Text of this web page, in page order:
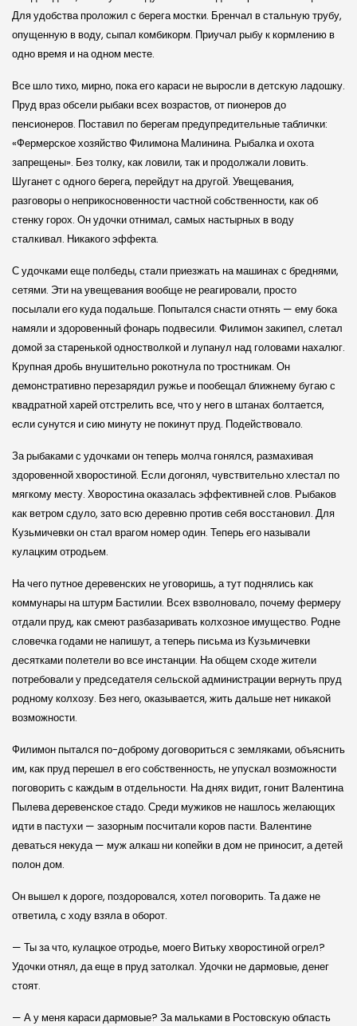
Для удобства проложил с берега мостки. Бренчал в стальную трубу,
опущенную в воду, сыпал комбикорм. Приучал рыбу к кормлению в
одно время и на одном месте.
Все шло тихо, мирно, пока его караси не выросли в детскую ладошку.
Пруд враз обсели рыбаки всех возрастов, от пионеров до
пенсионеров. Поставил по берегам предупредительные таблички:
«Фермерское хозяйство Филимона Малинина. Рыбалка и охота
запрещены». Без толку, как ловили, так и продолжали ловить.
Шуганет с одного берега, перейдут на другой. Увещевания,
разговоры о неприкосновенности частной собственности, как об
стенку горох. Он удочки отнимал, самых настырных в воду
сталкивал. Никакого эффекта.
С удочками еще полбеды, стали приезжать на машинах с бреднями,
сетями. Эти на увещевания вообще не реагировали, просто
посылали его куда подальше. Попытался снасти отнять — ему бока
намяли и здоровенный фонарь подвесили. Филимон закипел, слетал
домой за старенькой одностволкой и лупанул над головами нахалюг.
Крупная дробь внушительно рокотнула по тростникам. Он
демонстративно перезарядил ружье и пообещал ближнему бугаю с
квадратной харей отстрелить все, что у него в штанах болтается,
если сунутся и сию минуту не покинут пруд. Подействовало.
За рыбаками с удочками он теперь молча гонялся, размахивая
здоровенной хворостиной. Если догонял, чувствительно хлестал по
мягкому месту. Хворостина оказалась эффективней слов. Рыбаков
как ветром сдуло, зато всю деревню против себя восстановил. Для
Кузьмичевки он стал врагом номер один. Теперь его называли
кулацким отродьем.
На чего путное деревенских не уговоришь, а тут поднялись как
коммунары на штурм Бастилии. Всех взволновало, почему фермеру
отдали пруд, как смеют разбазаривать колхозное имущество. Родне
словечка годами не напишут, а теперь письма из Кузьмичевки
десятками полетели во все инстанции. На общем сходе жители
потребовали у председателя сельской администрации вернуть пруд
родному колхозу. Без него, оказывается, жить дальше нет никакой
возможности.
Филимон пытался по-доброму договориться с земляками, объяснить
им, как пруд перешел в его собственность, не упускал возможности
поговорить с каждым в отдельности. На днях видит, гонит Валентина
Пылева деревенское стадо. Среди мужиков не нашлось желающих
идти в пастухи — зазорным посчитали коров пасти. Валентине
деваться некуда — муж алкаш ни копейки в дом не приносит, а детей
полон дом.
Он вышел к дороге, поздоровался, хотел поговорить. Та даже не
ответила, с ходу взяла в оборот.
— Ты за что, кулацкое отродье, моего Витьку хворостиной огрел?
Удочки отнял, да еще в пруд затолкал. Удочки не дармовые, денег
стоят.
— А у меня караси дармовые? За мальками в Ростовскую область